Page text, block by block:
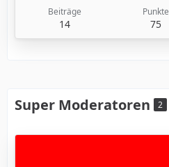
Beiträge
14
Punkte
75
Super Moderatoren 2